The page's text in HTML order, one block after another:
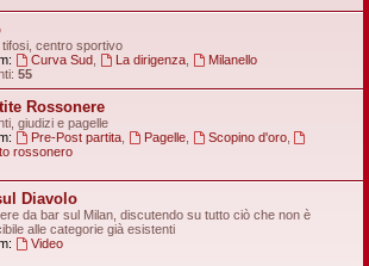
tifosi, centro sportivo
Curva Sud, La dirigenza,
Milanello
55
Rossonere
giudizi e pagelle
Pre-Post partita, Pagelle, Scopino d'oro,
rossonero
Diavolo
da bar sul Milan, discutendo su tutto ciò che non è
alle categorie già esistenti
Video